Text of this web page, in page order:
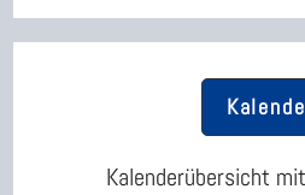
Kalenderübersicht